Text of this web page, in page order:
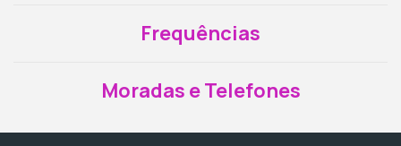
Frequências
Moradas e Telefones